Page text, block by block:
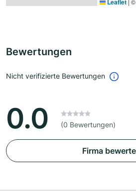
Leaflet ©
Bewertungen
Nicht verifizierte Bewertungen
0.0 (0 Bewertungen)
Firma